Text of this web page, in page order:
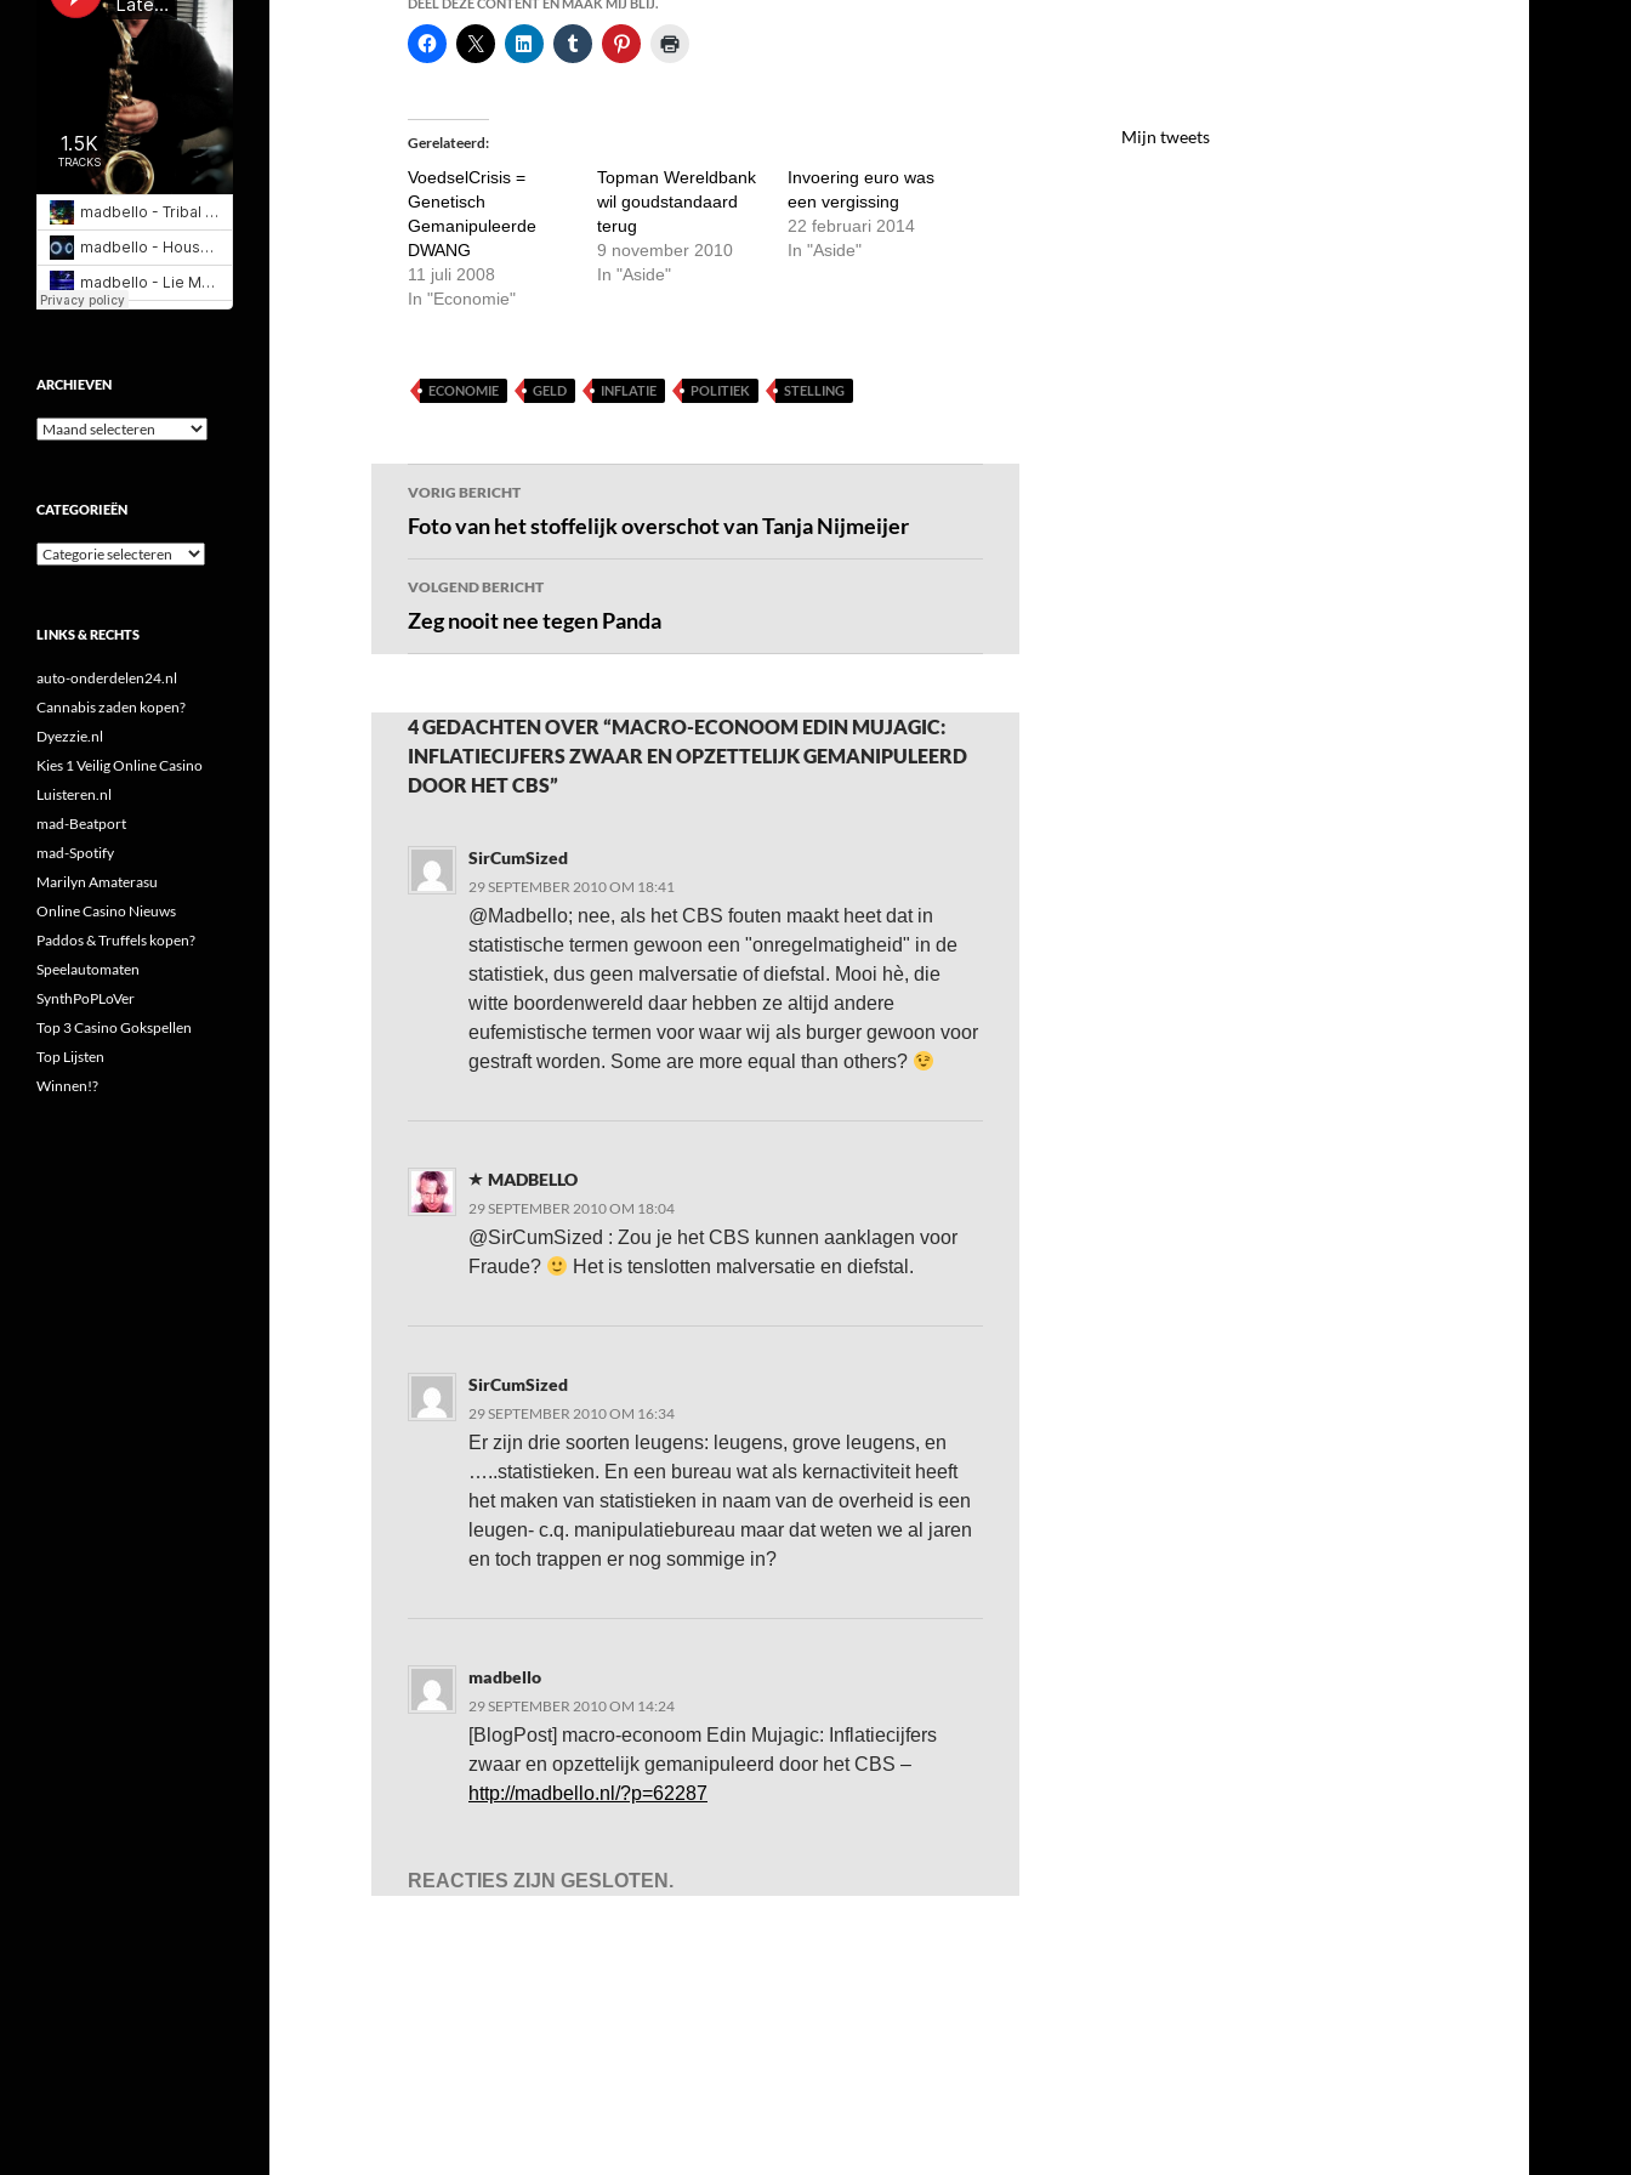
Gerelateerd
VoedselCrisis =
Genetisch
Gemanipuleerde
DWANG
11 juli 2008
In "Economie"
Topman Wereldbank
wil goudstandaard
terug
9 november 2010
In "Aside"
Invoering euro was
een vergissing
22 februari 2014
In "Aside"
ECONOMIE GELD INFLATIE POLITIEK STELLING
Bericht
navigatie
VORIG BERICHT
Foto van het stoffelijk overschot van Tanja Nijmeijer
VOLGEND BERICHT
Zeg nooit nee tegen Panda
4 GEDACHTEN OVER “MACRO-ECONOOM EDIN MUJAGIC:
INFLATIECIJFERS ZWAAR EN OPZETTELIJK GEMANIPULEERD
DOOR HET CBS”
SirCumSized
29 SEPTEMBER 2010 OM 18:41
@Madbello; nee, als het CBS fouten maakt heet dat in
statistische termen gewoon een "onregelmatigheid" in de
statistiek, dus geen malversatie of diefstal. Mooi hè, die
witte boordenwereld daar hebben ze altijd andere
eufemistische termen voor waar wij als burger gewoon voor
gestraft worden. Some are more equal than others?
MADBELLO
29 SEPTEMBER 2010 OM 18:04
@SirCumSized : Zou je het CBS kunnen aanklagen voor
Fraude?
Het is tenslotten malversatie en diefstal.
SirCumSized
29 SEPTEMBER 2010 OM 16:34
Er zijn drie soorten leugens: leugens, grove leugens, en
…..statistieken. En een bureau wat als kernactiviteit heeft
het maken van statistieken in naam van de overheid is een
leugen- c.q. manipulatiebureau maar dat weten we al jaren
en toch trappen er nog sommige in?
madbello
29 SEPTEMBER 2010 OM 14:24
[BlogPost] macro-econoom Edin Mujagic: Inflatiecijfers
zwaar en opzettelijk gemanipuleerd door het CBS –
http://madbello.nl/?p=62287
REACTIES ZIJN GESLOTEN.
Mijn tweets
ARCHIEVEN
Archieven
CATEGORIEËN
Categorieën
LINKS & RECHTS
auto-onderdelen24.nl
Cannabis zaden kopen?
Dyezzie.nl
Kies 1 Veilig Online Casino
Luisteren.nl
mad-Beatport
mad-Spotify
Marilyn Amaterasu
Online Casino Nieuws
Paddos & Truffels kopen?
Speelautomaten
SynthPoPLoVer
Top 3 Casino Gokspellen
Top Lijsten
Winnen!?